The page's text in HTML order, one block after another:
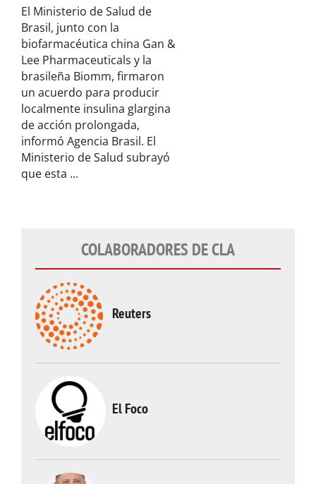
El Ministerio de Salud de
Brasil, junto con la
biofarmacéutica china Gan &
Lee Pharmaceuticals y la
brasileña Biomm, firmaron
un acuerdo para producir
localmente insulina glargina
de acción prolongada,
informó Agencia Brasil. El
Ministerio de Salud subrayó
que esta ...
COLABORADORES DE CLA
Reuters
El Foco